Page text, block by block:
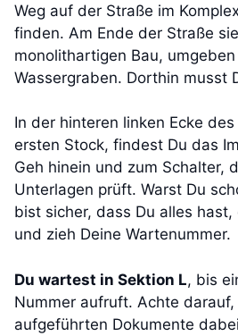
Weg auf der Straße im
finden. Am Ende der Straße
monolithartigen Bau,
Wassergraben. Dorthin musst
In der hinteren linken Ecke
ersten Stock, findest Du das
Geh hinein und zum Schalter,
Unterlagen prüft. Warst Du
bist sicher, dass Du alles
und zieh Deine Wartenummer.
Du wartest in Sektion L, bis
Nummer aufruft. Achte
aufgeführten Dokumente